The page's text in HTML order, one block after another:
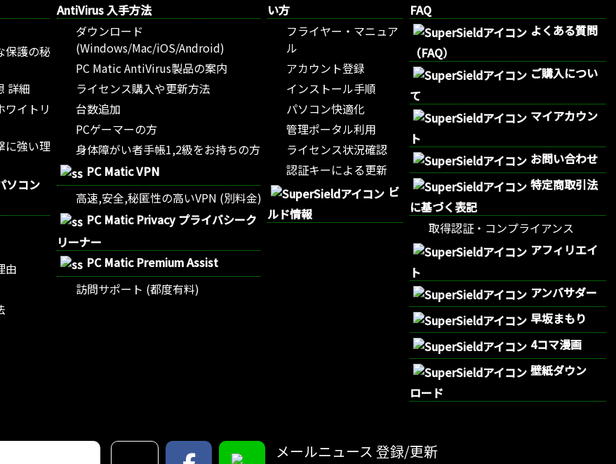
保護の秘
詳細
ワイトリ
に強い理
ソコン
由
AntiVirus 入手方法
ダウンロード
(Windows/Mac/iOS/Android)
PC Matic AntiVirus製品の案内
ライセンス購入や更新方法
台数追加
PCゲーマーの方
身体障がい者手帳1,2級をお持ちの方
PC Matic VPN
高速,安全,秘匿性の高いVPN (別料金)
PC Matic Privacy プライバシーク
リーナー
PC Matic Premium Assist
訪問サポート (都度有料)
い方
フライヤー・マニュア
ル
アカウント登録
インストール手順
パソコン快適化
管理ポータル利用
ライセンス状況確認
認証キーによる更新
ビ
ルド情報
FAQ
よくある質問
（FAQ）
ご購入につい
て
マイアカウン
ト
お問い合わせ
特定商取引法
に基づく表記
取得認証・コンプライアンス
アフィリエイ
ト
アンバサダー
早坂まもり
4コマ漫画
壁紙ダウン
ロード
メールニュース 登録/更新